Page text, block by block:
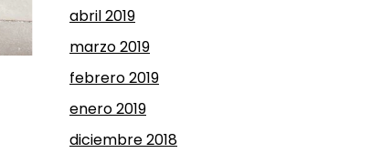
abril 2019
marzo 2019
febrero 2019
enero 2019
diciembre 2018